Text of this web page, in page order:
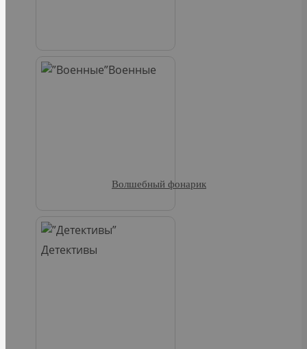
Военные
Детективы
Волшебный фонарик